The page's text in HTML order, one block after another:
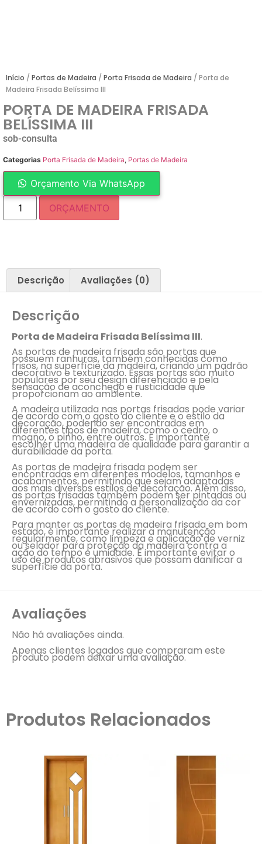
Início / Portas de Madeira / Porta Frisada de Madeira / Porta de
Madeira Frisada Belíssima III
PORTA DE MADEIRA FRISADA
BELÍSSIMA III
sob-consulta
Categorias Porta Frisada de Madeira, Portas de Madeira
Orçamento Via WhatsApp
ORÇAMENTO
Descrição Avaliações (0)
Descrição
Porta de Madeira Frisada Belíssima III.
As portas de madeira frisada são portas que
possuem ranhuras, também conhecidas como
frisos, na superfície da madeira, criando um padrão
decorativo e texturizado. Essas portas são muito
populares por seu design diferenciado e pela
sensação de aconchego e rusticidade que
proporcionam ao ambiente.
A madeira utilizada nas portas frisadas pode variar
de acordo com o gosto do cliente e o estilo da
decoração, podendo ser encontradas em
diferentes tipos de madeira, como o cedro, o
mogno, o pinho, entre outros. É importante
escolher uma madeira de qualidade para garantir a
durabilidade da porta.
As portas de madeira frisada podem ser
encontradas em diferentes modelos, tamanhos e
acabamentos, permitindo que sejam adaptadas
aos mais diversos estilos de decoração. Além disso,
as portas frisadas também podem ser pintadas ou
envernizadas, permitindo a personalização da cor
de acordo com o gosto do cliente.
Para manter as portas de madeira frisada em bom
estado, é importante realizar a manutenção
regularmente, como limpeza e aplicação de verniz
ou selador para proteção da madeira contra a
ação do tempo e umidade. É importante evitar o
uso de produtos abrasivos que possam danificar a
superfície da porta.
Avaliações
Não há avaliações ainda.
Apenas clientes logados que compraram este
produto podem deixar uma avaliação.
Produtos Relacionados